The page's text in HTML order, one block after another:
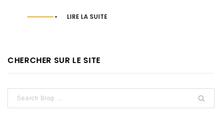
LIRE LA SUITE
CHERCHER SUR LE SITE